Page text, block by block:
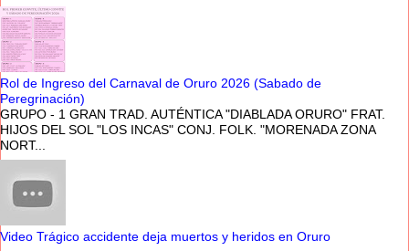
Rol de Ingreso del Carnaval de Oruro 2026 (Sabado de
Peregrinación)
GRUPO - 1 GRAN TRAD. AUTÉNTICA "DIABLADA ORURO" FRAT.
HIJOS DEL SOL "LOS INCAS" CONJ. FOLK. "MORENADA ZONA
NORT...
Video Trágico accidente deja muertos y heridos en Oruro